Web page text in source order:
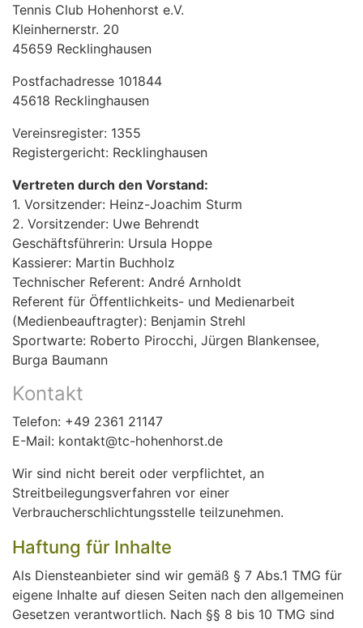
Tennis Club Hohenhorst e.V.
Kleinhernerstr. 20
45659 Recklinghausen
Postfachadresse 101844
45618 Recklinghausen
Vereinsregister: 1355
Registergericht: Recklinghausen
Vertreten durch den Vorstand:
1. Vorsitzender: Heinz-Joachim Sturm
2. Vorsitzender: Uwe Behrendt
Geschäftsführerin: Ursula Hoppe
Kassierer: Martin Buchholz
Technischer Referent: André Arnholdt
Referent für Öffentlichkeits- und Medienarbeit
(Medienbeauftragter): Benjamin Strehl
Sportwarte: Roberto Pirocchi, Jürgen Blankensee,
Burga Baumann
Kontakt
Telefon: +49 2361 21147
E-Mail: kontakt@tc-hohenhorst.de
Wir sind nicht bereit oder verpflichtet, an
Streitbeilegungsverfahren vor einer
Verbraucherschlichtungsstelle teilzunehmen.
Haftung für Inhalte
Als Diensteanbieter sind wir gemäß § 7 Abs.1 TMG für
eigene Inhalte auf diesen Seiten nach den allgemeinen
Gesetzen verantwortlich. Nach §§ 8 bis 10 TMG sind